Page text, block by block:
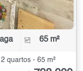
65 m²
quartos - 65 m²